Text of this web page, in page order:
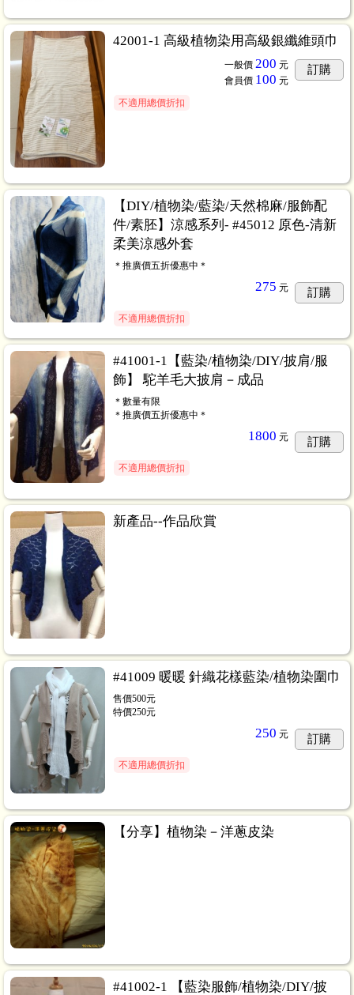
42001-1 高級植物染用高級銀纖維頭巾
一般價 200 元
會員價 100 元
訂購
不適用總價折扣
【DIY/植物染/藍染/天然棉麻/服飾配
件/素胚】涼感系列- #45012 原色-清新
柔美涼感外套
＊推廣價五折優惠中＊
275 元 訂購
不適用總價折扣
#41001-1【藍染/植物染/DIY/披肩/服
飾】 駝羊毛大披肩－成品
＊數量有限
＊推廣價五折優惠中＊
1800 元 訂購
不適用總價折扣
新產品--作品欣賞
#41009 暖暖 針織花樣藍染/植物染圍巾
售價500元
特價250元
250 元 訂購
不適用總價折扣
【分享】植物染－洋蔥皮染
#41002-1 【藍染服飾/植物染/DIY/披